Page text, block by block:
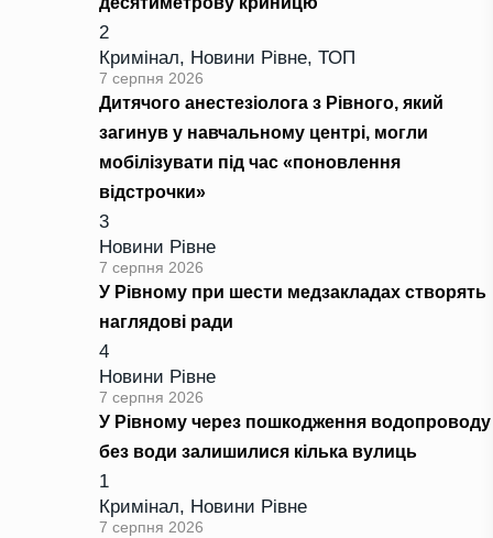
2
Кримінал, Новини Рівне, ТОП
7 серпня 2026
Дитячого анестезіолога з Рівного, який
загинув у навчальному центрі, могли
мобілізувати під час «поновлення
відстрочки»
3
Новини Рівне
7 серпня 2026
У Рівному при шести медзакладах створять
наглядові ради
4
Новини Рівне
7 серпня 2026
У Рівному через пошкодження водопроводу
без води залишилися кілька вулиць
1
Кримінал, Новини Рівне
7 серпня 2026